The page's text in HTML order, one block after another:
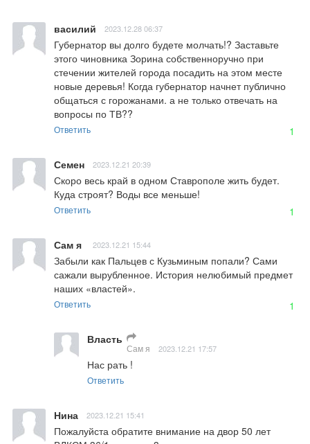
василий 2023.12.28 06:37
Губернатор вы долго будете молчать!? Заставьте
этого чиновника Зорина собственноручно при
стечении жителей города посадить на этом месте
новые деревья! Когда губернатор начнет публично
общаться с горожанами. а не только отвечать на
вопросы по ТВ??
Ответить 1
Семен 2023.12.21 20:39
Скоро весь край в одном Ставрополе жить будет.
Куда строят? Воды все меньше!
Ответить 1
Сам я 2023.12.21 15:44
Забыли как Пальцев с Кузьминым попали? Сами
сажали вырубленное. История нелюбимый предмет
наших «властей».
Ответить 1
Власть
Сам я 2023.12.21 17:57
Нас рать !
Ответить
Нина 2023.12.21 15:41
Пожалуйста обратите внимание на двор 50 лет